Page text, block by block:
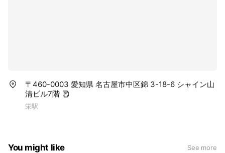
〒460-0003 愛知県 名古屋市中区錦 3-18-6 シャイン山
清ビル7階
栄駅
You might like See more